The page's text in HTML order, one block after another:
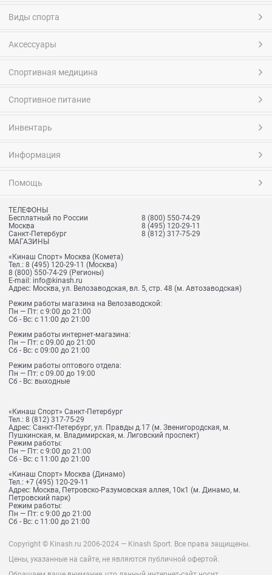
Виды спорта
Аксессуары
Спортивная медицина
Спортивное питание
Инвентарь
Информация
Помощь
ТЕЛЕФОНЫ
Бесплатный по России
8 (800) 550-74-29
Москва
8 (495) 120-29-11
Санкт-Петербург
8 (812) 317-75-29
МАГАЗИНЫ
«Кинаш Спорт» Москва (Комета)
Тел.: 8 (495) 120-29-11 (Москва)
8 (800) 550-74-29 (Регионы)
E-mail: info@kinash.ru
Адрес: Москва, ул. Велозаводская, вл. 5, стр. 48 (м. Автозаводская)
Режим работы магазина на Велозаводской:
Пн — Пт: с 9:00 до 21:00
Сб - Вс: с 11:00 до 21:00
Режим работы интернет-магазина:
Пн — Пт: с 09.00 до 21:00
Сб - Вс: с 09:00 до 21:00
Режим работы оптового отдела:
Пн — Пт: с 09.00 до 19:00
Сб - Вс: выходные
«Кинаш Спорт» Санкт-Петербург
Тел.: 8 (812) 317-75-29
Адрес: Санкт-Петербург, ул. Правды д.17 (м. Звенигородская, м.
Пушкинская, м. Владимирская, м. Лиговский проспект)
Режим работы:
Пн — Пт: с 9:00 до 21:00
Сб - Вс: с 11:00 до 21:00
«Кинаш Спорт» Москва (Динамо)
Тел.: +7 (495) 120-29-11
Адрес: Москва, Петровско-Разумовская аллея, 10к1 (м. Динамо, м.
Петровский парк)
Режим работы:
Пн — Пт: с 9:00 до 21:00
Сб - Вс: с 11:00 до 21:00
Copyright © Kinash.ru 2006-2024 — Kinash Sport. Все права защищены.
Цены, указанные на сайте, не являются публичной офертой.